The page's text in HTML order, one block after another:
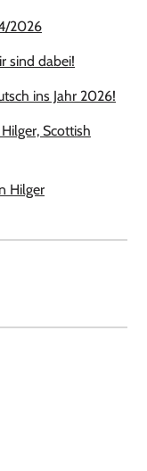
2026
sind dabei!
ins Jahr 2026!
Scottish
Hilger